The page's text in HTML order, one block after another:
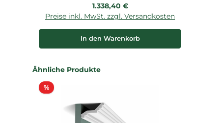
Regulärer Preis:
1.338,40 €
Preise inkl. MwSt. zzgl. Versandkosten
In den Warenkorb
Produktgalerie überspringen
Ähnliche Produkte
%Rabatt